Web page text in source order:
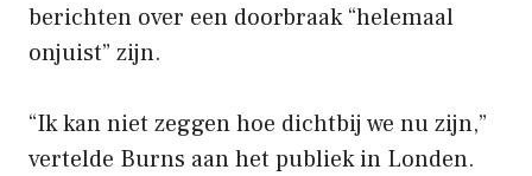
berichten over een doorbraak “helemaal
onjuist” zijn.
“Ik kan niet zeggen hoe dichtbij we nu zijn,”
vertelde Burns aan het publiek in Londen.